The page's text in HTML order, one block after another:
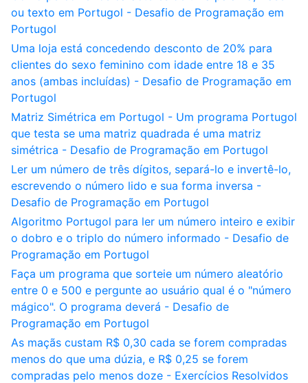
ou texto em Portugol - Desafio de Programação em
Portugol
Uma loja está concedendo desconto de 20% para
clientes do sexo feminino com idade entre 18 e 35
anos (ambas incluídas) - Desafio de Programação em
Portugol
Matriz Simétrica em Portugol - Um programa Portugol
que testa se uma matriz quadrada é uma matriz
simétrica - Desafio de Programação em Portugol
Ler um número de três dígitos, separá-lo e invertê-lo,
escrevendo o número lido e sua forma inversa -
Desafio de Programação em Portugol
Algoritmo Portugol para ler um número inteiro e exibir
o dobro e o triplo do número informado - Desafio de
Programação em Portugol
Faça um programa que sorteie um número aleatório
entre 0 e 500 e pergunte ao usuário qual é o "número
mágico". O programa deverá - Desafio de
Programação em Portugol
As maçãs custam R$ 0,30 cada se forem compradas
menos do que uma dúzia, e R$ 0,25 se forem
compradas pelo menos doze - Exercícios Resolvidos